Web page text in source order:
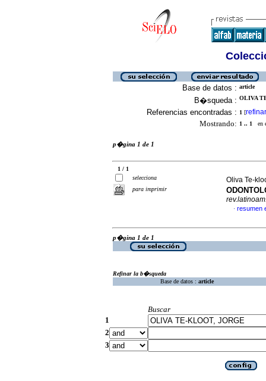
Base de datos : article
B�squeda : OLIVA
Referencias encontradas : 1 [refinar
Mostrando: 1 .. 1 en
p�gina 1 de 1
1 / 1
selecciona
para imprimir
Oliva Te-
· resumen
p�gina 1 de 1
Refinar la b�squeda
Base de datos : article
Buscar
1
2
3